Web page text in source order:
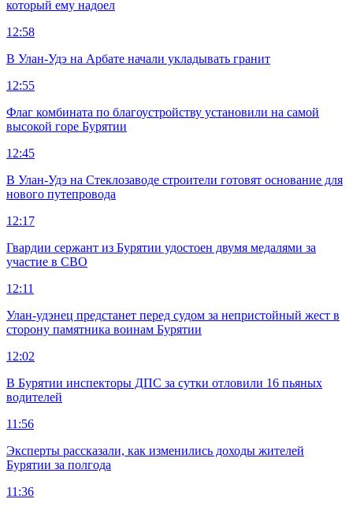
который ему надоел
12:58
В Улан-Удэ на Арбате начали укладывать гранит
12:55
Флаг комбината по благоустройству установили на самой
высокой горе Бурятии
12:45
В Улан-Удэ на Стеклозаводе строители готовят основание для
нового путепровода
12:17
Гвардии сержант из Бурятии удостоен двумя медалями за
участие в СВО
12:11
Улан-удэнец предстанет перед судом за непристойный жест в
сторону памятника воинам Бурятии
12:02
В Бурятии инспекторы ДПС за сутки отловили 16 пьяных
водителей
11:56
Эксперты рассказали, как изменились доходы жителей
Бурятии за полгода
11:36